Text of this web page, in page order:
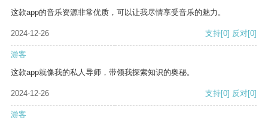
这款app的音乐资源非常优质，可以让我尽情享受音乐的魅力。
2024-12-26 支持[0] 反对[0]
游客
这款app就像我的私人导师，带领我探索知识的奥秘。
2024-12-26 支持[0] 反对[0]
游客